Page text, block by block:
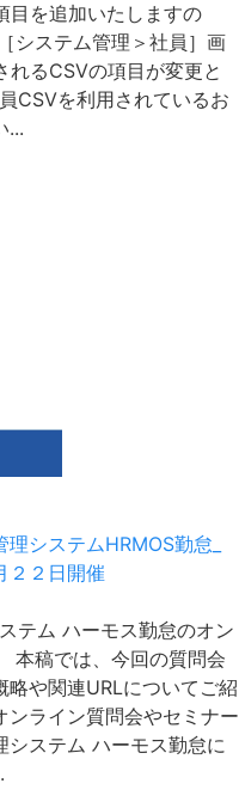
目を追加いたしますの
システム管理＞社員］画
るCSVの項目が変更と
CSVを利用されているお
...
システムHRMOS勤怠_
２２日開催
テム ハーモス勤怠のオン
本稿では、今回の質問会
や関連URLについてご紹
ライン質問会やセミナー
システム ハーモス勤怠に